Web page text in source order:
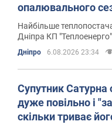
опалювального
Найбільше
Дніпра КП "Теплоенерго" готове до
опалювального сезону
Дніпро 6.08.2026 23:34
Супутник Сатурна
дуже повільно і
скільки триває